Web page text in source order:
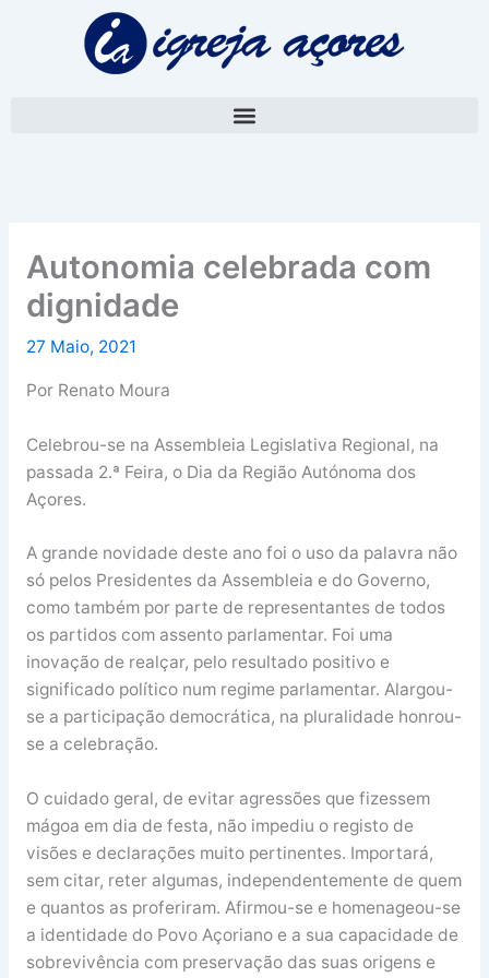
Autonomia celebrada com
dignidade
27 Maio, 2021
Por Renato Moura
Celebrou-se na Assembleia Legislativa Regional, na
passada 2.ª Feira, o Dia da Região Autónoma dos
Açores.
A grande novidade deste ano foi o uso da palavra não
só pelos Presidentes da Assembleia e do Governo,
como também por parte de representantes de todos
os partidos com assento parlamentar. Foi uma
inovação de realçar, pelo resultado positivo e
significado político num regime parlamentar. Alargou-
se a participação democrática, na pluralidade honrou-
se a celebração.
O cuidado geral, de evitar agressões que fizessem
mágoa em dia de festa, não impediu o registo de
visões e declarações muito pertinentes. Importará,
sem citar, reter algumas, independentemente de quem
e quantos as proferiram. Afirmou-se e homenageou-se
a identidade do Povo Açoriano e a sua capacidade de
sobrevivência com preservação das suas origens e